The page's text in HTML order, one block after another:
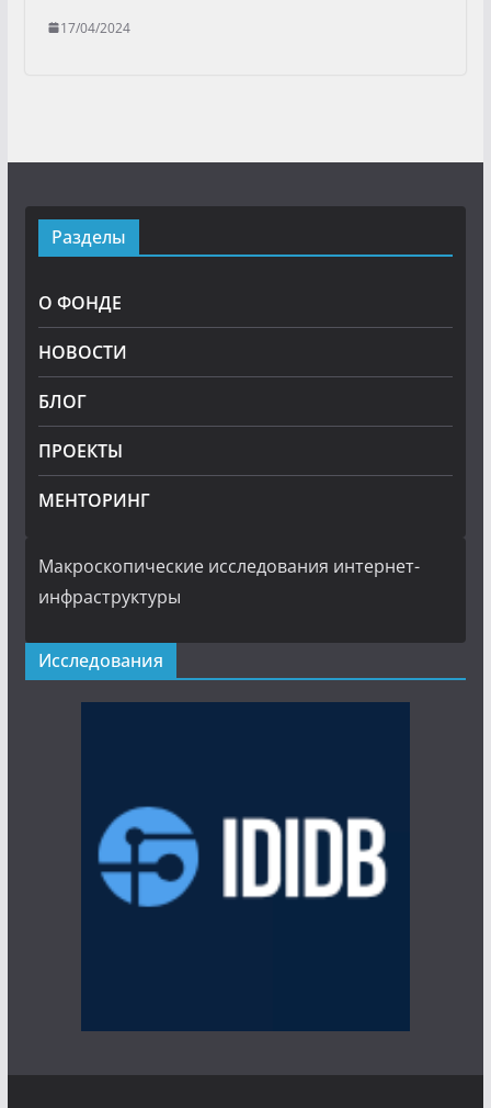
17/04/2024
Разделы
О ФОНДЕ
НОВОСТИ
БЛОГ
ПРОЕКТЫ
МЕНТОРИНГ
Макроскопические исследования интернет-
инфраструктуры
Исследования